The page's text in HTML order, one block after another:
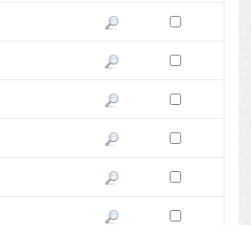
Pokaż podgląd wersji z dnia
Zaznacz wersję do
Pokaż podgląd wersji z dnia
Zaznacz wersję do
Pokaż podgląd wersji z dnia
Zaznacz wersję do
Pokaż podgląd wersji z dnia
Zaznacz wersję do
Pokaż podgląd wersji z dnia
Zaznacz wersję do
Pokaż podgląd wersji z dnia
Zaznacz wersję do